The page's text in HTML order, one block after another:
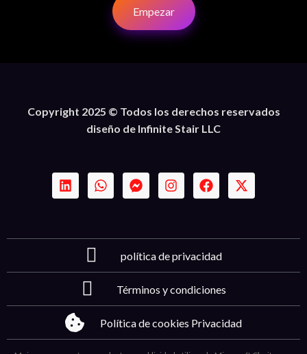
Empezar
Copyright 2025 © Todos los derechos reservados
diseño de Infinite Stair LLC
política de privacidad
Términos y condiciones
Política de cookies Privacidad